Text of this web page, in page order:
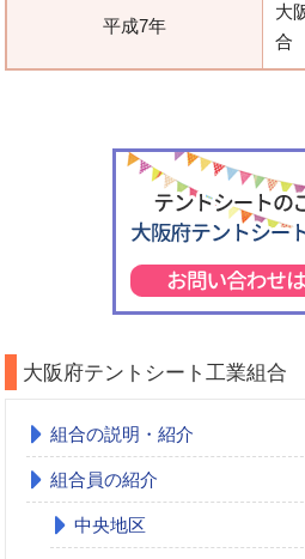
平成7年
大
合
大阪府テントシート工業組合
組合の説明・紹介
組合員の紹介
中央地区